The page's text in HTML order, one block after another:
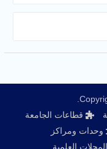
قطاعات الجامعة
وحدات ومراكز
المجلات العلمية